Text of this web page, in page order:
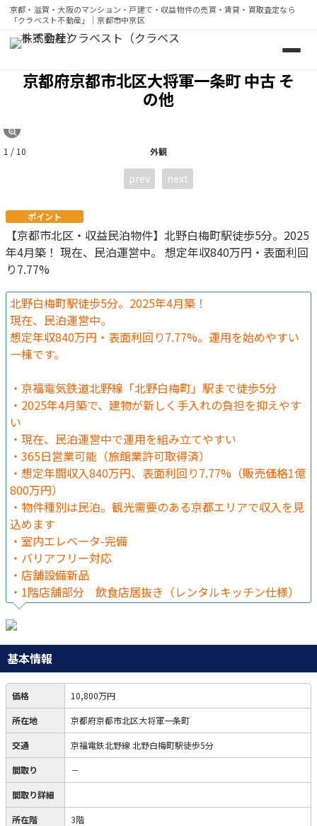
京都・滋賀・大阪のマンション・戸建て・収益物件の売買・賃貸・買取査定なら
「クラベスト不動産」｜京都市中京区
京都・滋賀・大阪のマンション・戸建て・収益物件の売
京都府京都市北区大将軍一条町 中古 そ
の他
外観
1 / 10
prev next
ポイント
【京都市北区・収益民泊物件】北野白梅町駅徒歩5分。2025
年4月築！ 現在、民泊運営中。 想定年収840万円・表面利回
り7.77%
北野白梅町駅徒歩5分。2025年4月築！
現在、民泊運営中。
想定年収840万円・表面利回り7.77%。運用を始めやすい
一棟です。
・京福電気鉄道北野線「北野白梅町」駅まで徒歩5分
・2025年4月築で、建物が新しく手入れの負担を抑えやす
い
・現在、民泊運営中で運用を組み立てやすい
・365日営業可能（旅館業許可取得済）
・想定年間収入840万円、表面利回り7.77%（販売価格1億
800万円）
・物件種別は民泊。観光需要のある京都エリアで収入を見
込めます
・室内エレベータ-完備
・バリアフリー対応
・店舗設備新品
・1階店舗部分 飲食店居抜き（レンタルキッチン仕様）
基本情報
価格 10,800万円
所在地 京都府京都市北区大将軍一条町
交通 京福電鉄北野線 北野白梅町駅徒歩5分
間取り －
間取り詳細
所在階 3階